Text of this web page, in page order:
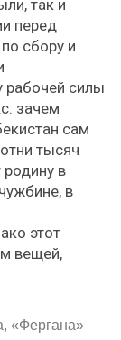
так и
перед
сбору и
рабочей силы
зачем
сам
тысяч
в
в
этот
вещей,
«Фергана»